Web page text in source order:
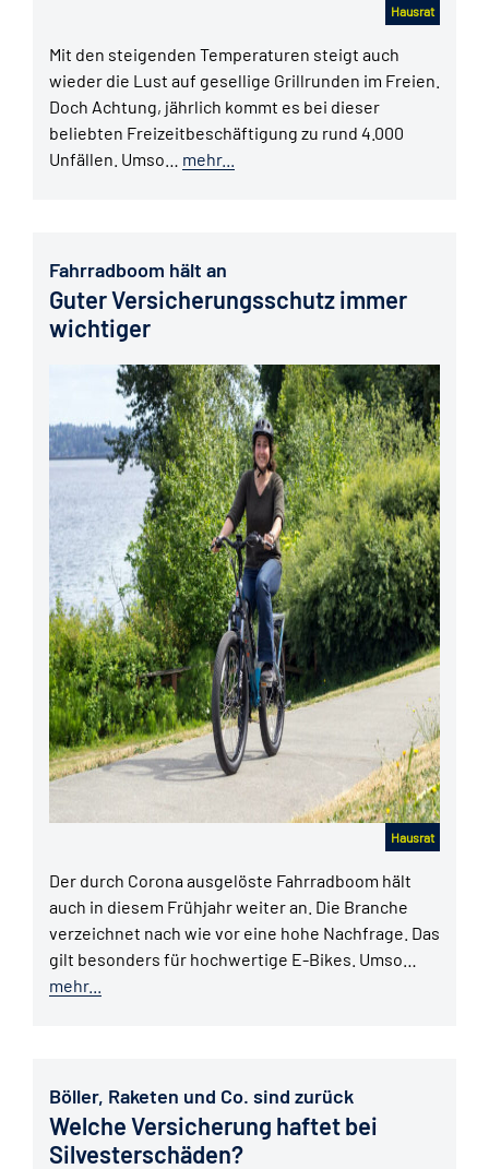
Hausrat
Mit den steigenden Temperaturen steigt auch
wieder die Lust auf gesellige Grillrunden im Freien.
Doch Achtung, jährlich kommt es bei dieser
beliebten Freizeitbeschäftigung zu rund 4.000
Unfällen. Umso… mehr...
Fahrradboom hält an
Guter Versicherungsschutz immer
wichtiger
Hausrat
Der durch Corona ausgelöste Fahrradboom hält
auch in diesem Frühjahr weiter an. Die Branche
verzeichnet nach wie vor eine hohe Nachfrage. Das
gilt besonders für hochwertige E-Bikes. Umso…
mehr...
Böller, Raketen und Co. sind zurück
Welche Versicherung haftet bei
Silvesterschäden?